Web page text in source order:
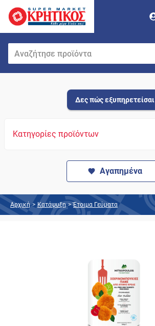
Δες πώς εξυπηρετείσαι
Κατηγορίες προϊόντων
Αγαπημένα
Αρχική > Κατάψυξη > Έτοιμα Γεύματα